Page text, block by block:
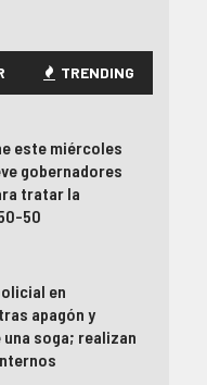
TRENDING
este miércoles
gobernadores
tratar la
50
en
apagón y
una soga; realizan